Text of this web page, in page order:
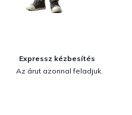
Expressz kézbesítés
Az árut azonnal feladjuk.